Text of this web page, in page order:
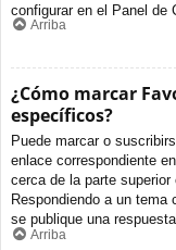
configurar en el Panel de
Arriba
¿Cómo marcar
específicos?
Puede marcar o
enlace correspondiente
cerca de la parte
Respondiendo a un
se publique una
Arriba